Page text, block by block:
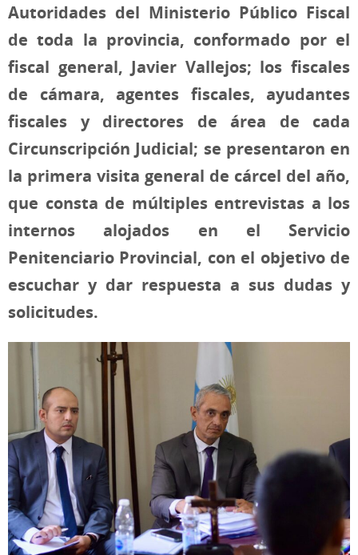
Autoridades del Ministerio Público Fiscal
de toda la provincia, conformado por el
fiscal general, Javier Vallejos; los fiscales
de cámara, agentes fiscales, ayudantes
fiscales y directores de área de cada
Circunscripción Judicial; se presentaron en
la primera visita general de cárcel del año,
que consta de múltiples entrevistas a los
internos alojados en el Servicio
Penitenciario Provincial, con el objetivo de
escuchar y dar respuesta a sus dudas y
solicitudes.